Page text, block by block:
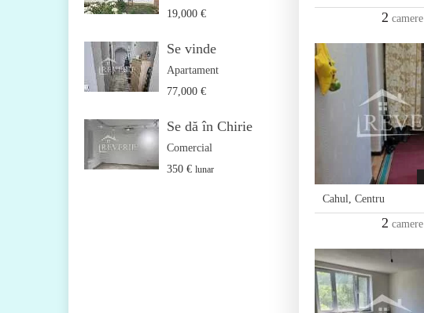
19,000 €
Se vinde
Apartament
77,000 €
Se dă în Chirie
Comercial
350 € lunar
2 camere
Cahul, Centru
2 camere